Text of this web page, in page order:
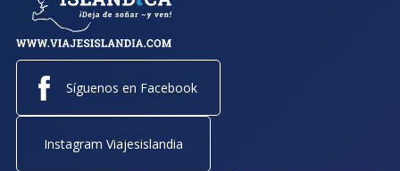
Síguenos en Facebook
Instagram Viajesislandia